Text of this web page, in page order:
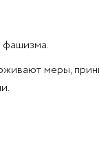
фашизма.
меры,